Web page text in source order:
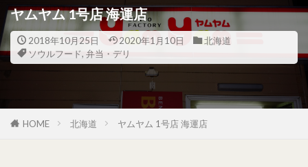
ヤムヤム 1号店 海運店
2018年10月25日 2020年1月10日
北海道
ソウルフード, 弁当・デリ
HOME 北海道 ヤムヤム 1号店 海運店